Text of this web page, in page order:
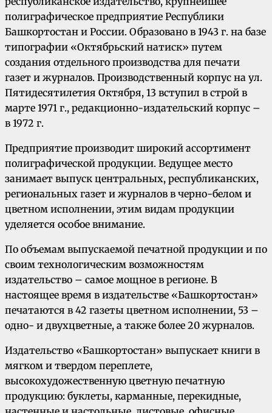
полиграфическое предприятие Республики
Башкортостан и России. Образовано в 1943 г. на базе
типографии «Октябрьский натиск» путем
создания отдельного производства для печати
газет и журналов. Производственный корпус на ул.
Пятидесятилетия Октября, 13 вступил в строй в
марте 1971 г., редакционно-издательский корпус –
в 1972 г.
Предприятие производит широкий ассортимент
полиграфической продукции. Ведущее место
занимает выпуск центральных, республиканских,
региональных газет и журналов в черно-белом и
цветном исполнении, этим видам продукции
уделяется особое внимание.
По объемам выпускаемой печатной продукции и по
своим технологическим возможностям
издательство – самое мощное в регионе. В
настоящее время в издательстве «Башкортостан»
печатаются в 42 газеты цветном исполнении, 53 –
одно- и двухцветные, а также более 20 журналов.
Издательство «Башкортостан» выпускает книги в
мягком и твердом переплете,
высокохудожественную цветную печатную
продукцию: буклеты, карманные, перекидные,